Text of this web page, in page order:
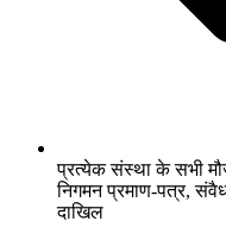
प्रत्येक संस्था के सभी
निगमन प्रमाण-पत्र,
दाखिल